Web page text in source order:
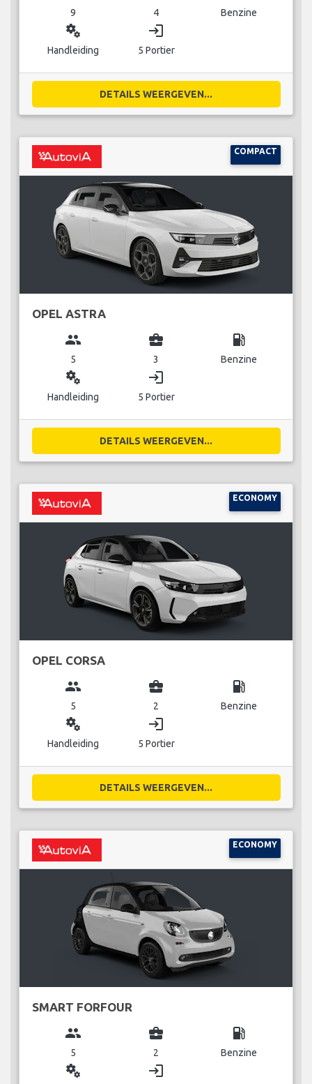
9 4 Benzine
miscellaneous_services
Handleiding
login
5 Portier
DETAILS WEERGEVEN...
COMPACT
OPEL ASTRA
group
5
business_center
3
local_gas_station
Benzine
miscellaneous_services
Handleiding
login
5 Portier
DETAILS WEERGEVEN...
ECONOMY
OPEL CORSA
group
5
business_center
2
local_gas_station
Benzine
miscellaneous_services
Handleiding
login
5 Portier
DETAILS WEERGEVEN...
ECONOMY
SMART FORFOUR
group
5
business_center
2
local_gas_station
Benzine
miscellaneous_services login